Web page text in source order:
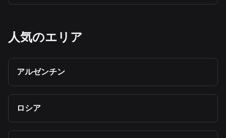
人気のエリア
アルゼンチン
ロシア